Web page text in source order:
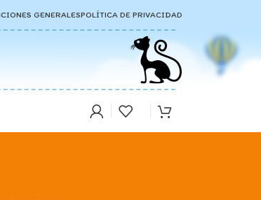
GENERALESPOLÍTICA DE PRIVACIDAD